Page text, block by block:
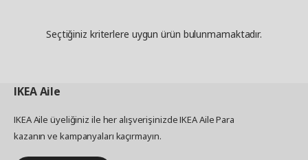
Seçtiğiniz kriterlere uygun ürün bulunmamaktadır.
IKEAAile
IKEA Aile üyeliğiniz ile her alışverişinizde IKEA Aile Para
kazanın ve kampanyaları kaçırmayın.